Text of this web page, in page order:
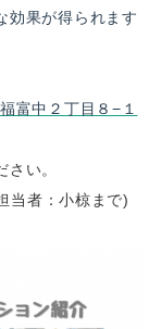
効果が得られます
富中２丁目８−１
い。
当者：小椋まで)